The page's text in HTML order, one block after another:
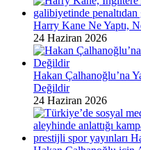
Harry Kane Ne Yaptı,
24 Haziran 2026
Hakan Çalhanoğlu’na
Değildir
24 Haziran 2026